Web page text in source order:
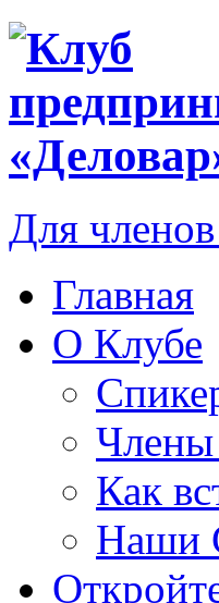
Для
Главная
О Клубе
Как